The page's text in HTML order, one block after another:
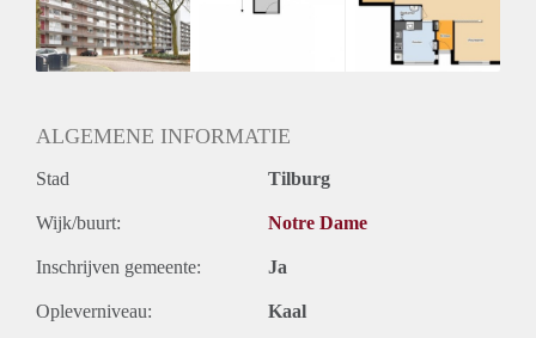
3,1 X Maandhuur Bruto
Huurtermijn
Onbepaalde termijn
ALGEMENE INFORMATIE
Stad Tilburg
Wijk/buurt: Notre Dame
Inschrijven gemeente: Ja
Opleverniveau: Kaal